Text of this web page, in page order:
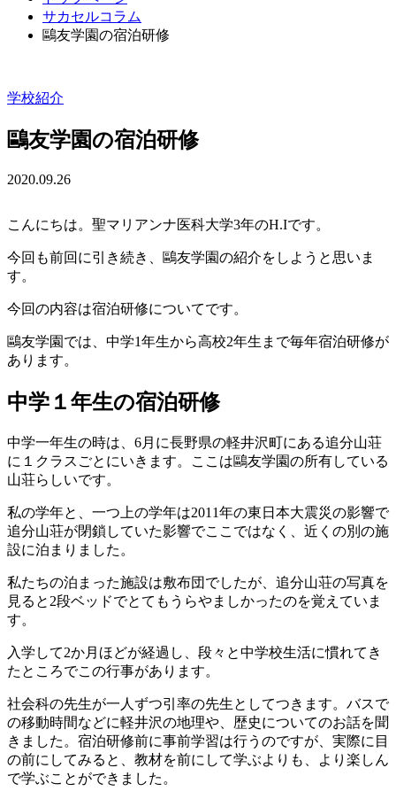
サカセルコラム
鷗友学園の宿泊研修
学校紹介
鷗友学園の宿泊研修
2020.09.26
こんにちは。聖マリアンナ医科大学3年のH.Iです。
今回も前回に引き続き、鷗友学園の紹介をしようと思いま
す。
今回の内容は宿泊研修についてです。
鷗友学園では、中学1年生から高校2年生まで毎年宿泊研修が
あります。
中学１年生の宿泊研修
中学一年生の時は、6月に長野県の軽井沢町にある追分山荘
に１クラスごとにいきます。ここは鷗友学園の所有している
山荘らしいです。
私の学年と、一つ上の学年は2011年の東日本大震災の影響で
追分山荘が閉鎖していた影響でここではなく、近くの別の施
設に泊まりました。
私たちの泊まった施設は敷布団でしたが、追分山荘の写真を
見ると2段ベッドでとてもうらやましかったのを覚えていま
す。
入学して2か月ほどが経過し、段々と中学校生活に慣れてき
たところでこの行事があります。
社会科の先生が一人ずつ引率の先生としてつきます。バスで
の移動時間などに軽井沢の地理や、歴史についてのお話を聞
きました。宿泊研修前に事前学習は行うのですが、実際に目
の前にしてみると、教材を前にして学ぶよりも、より楽しん
で学ぶことができました。